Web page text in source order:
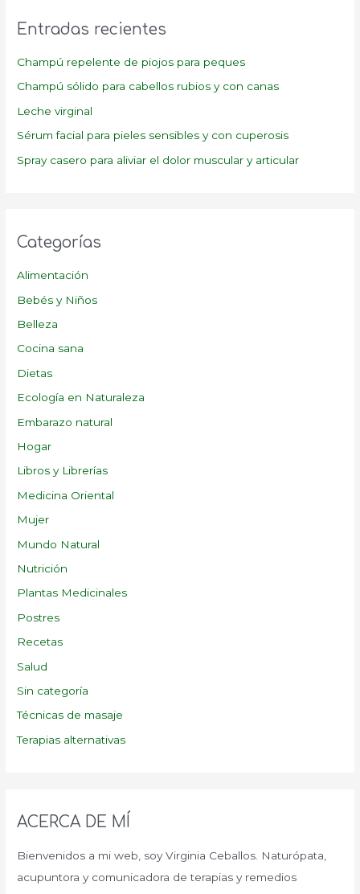
r
p
o
Entradas recientes
Champú repelente de piojos para peques
Champú sólido para cabellos rubios y con canas
Leche virginal
Sérum facial para pieles sensibles y con cuperosis
Spray casero para aliviar el dolor muscular y articular
Categorías
Alimentación
Bebés y Niños
Belleza
Cocina sana
Dietas
Ecología en Naturaleza
Embarazo natural
Hogar
Libros y Librerías
Medicina Oriental
Mujer
Mundo Natural
Nutrición
Plantas Medicinales
Postres
Recetas
Salud
Sin categoría
Técnicas de masaje
Terapias alternativas
ACERCA DE MÍ
Bienvenidos a mi web, soy Virginia Ceballos. Naturópata,
acupuntora y comunicadora de terapias y remedios